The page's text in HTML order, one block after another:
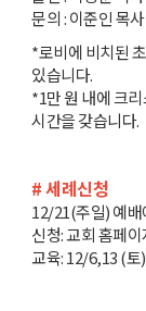
문의 : 이준인 목
*로비에 비치된
있습니다.
*1만 원 내에 크
시간을 갖습니다.
# 세례신청
12/21(주일) 예배
신청: 교회 홈페
교육: 12/6,13 (토)